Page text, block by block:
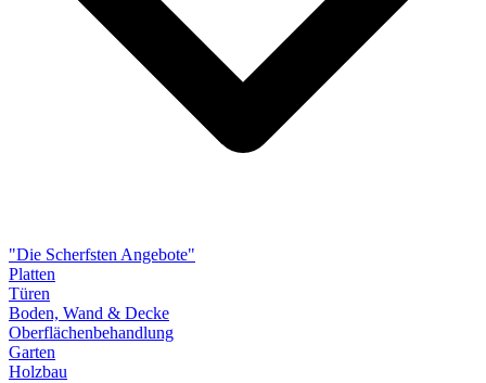
"Die Scherfsten Angebote"
Platten
Türen
Boden, Wand & Decke
Oberflächenbehandlung
Garten
Holzbau